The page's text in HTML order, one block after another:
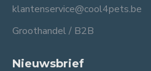
klantenservice@cool4pets.be
Groothandel / B2B
Nieuwsbrief